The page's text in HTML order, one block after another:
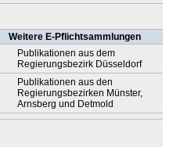
Weitere E-Pflichtsammlungen
Publikationen aus dem
Regierungsbezirk Düsseldorf
Publikationen aus den
Regierungsbezirken Münster,
Arnsberg und Detmold